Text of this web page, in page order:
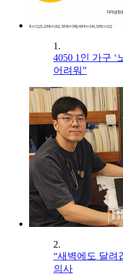
1.
4050 1인 가구 ‘
어려워”
2.
“새벽에도 달려
의사